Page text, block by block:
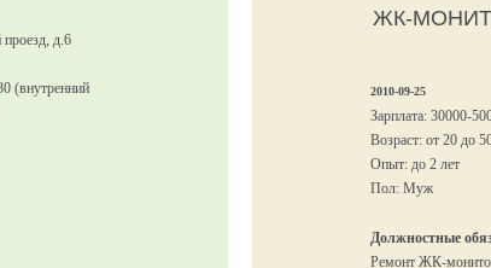
д.6
(внутренний
ЖК-
2010-09-25
Зарплата: 30000-
Возраст: от 20 до
Опыт: до 2 лет
Пол: Муж
Должностные
Ремонт ЖК-